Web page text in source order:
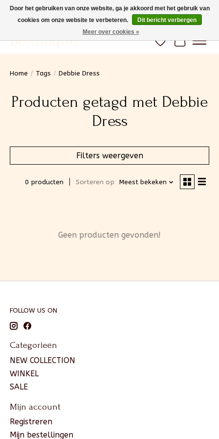
Gratis verzending vanaf 100€ (BE) Snelle levering
Be Unique Verlanglijst
Home / Tags / Debbie Dress
Producten getagd met Debbie
Dress
Filters weergeven
0 producten Sorteren op Meest bekeken
Geen producten gevonden!
FOLLOW US ON
Categorieën
NEW COLLECTION
WINKEL
SALE
Mijn account
Registreren
Mijn bestellingen
Door het gebruiken van onze website, ga je akkoord met het gebruik van
cookies om onze website te verbeteren.
Dit bericht verbergen
Meer over cookies »